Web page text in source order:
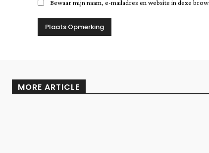
Bewaar mijn naam, e-mailadres en website in deze
MORE ARTICLE